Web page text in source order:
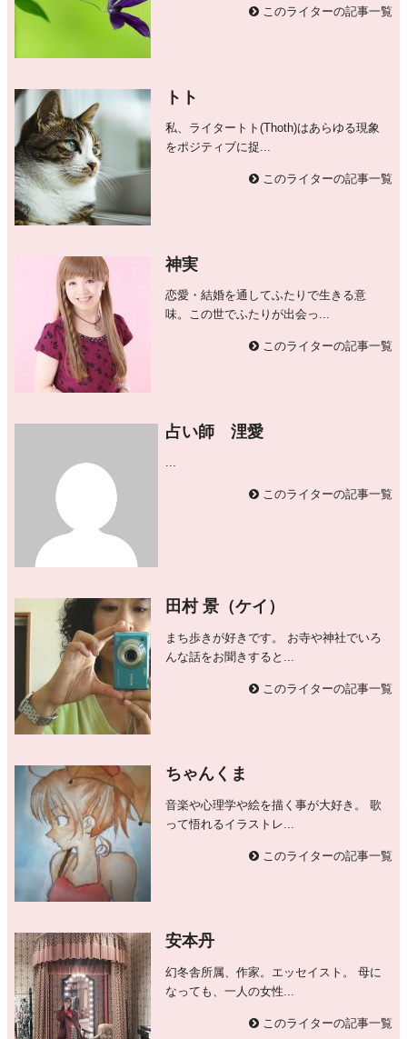
このライターの記事一覧
トト
私、ライタートト(Thoth)はあらゆる現象
をポジティブに捉...
このライターの記事一覧
神実
恋愛・結婚を通してふたりで生きる意
味。この世でふたりが出会っ...
このライターの記事一覧
占い師 浬愛
...
このライターの記事一覧
田村 景（ケイ）
まち歩きが好きです。 お寺や神社でいろ
んな話をお聞きすると...
このライターの記事一覧
ちゃんくま
音楽や心理学や絵を描く事が大好き。 歌
って悟れるイラストレ...
このライターの記事一覧
安本丹
幻冬舎所属、作家。エッセイスト。 母に
なっても、一人の女性...
このライターの記事一覧